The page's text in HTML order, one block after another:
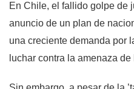
En Chile, el fallido golpe de
anuncio de un plan de
una creciente demanda por
luchar contra la amenaza